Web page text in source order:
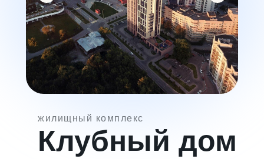
жилищный комплекс
Клубный дом